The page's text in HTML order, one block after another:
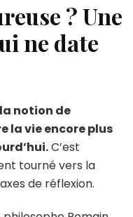
? Une
ne date
notion de
la vie encore plus
C’est
tourné vers la
de réflexion.